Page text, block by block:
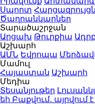
Սպորտ
Ծաղրանկարներ
Տարածաշրջան
Արցախ Թուրքիա
Աշխարհ
ԱՄՆ Եվրոպա
Մամուլ
Հայաստան Աշխարհ
Մեդիա
Տեսանյութեր
այրվում է